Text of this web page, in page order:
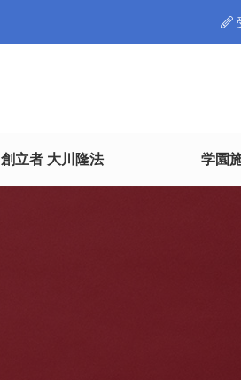
創立者 大川隆法 学園